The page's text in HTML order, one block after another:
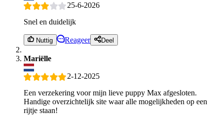
25-6-2026
Snel en duidelijk
Nuttig Reageer Deel
Mariëlle
2-12-2025
Een verzekering voor mijn lieve puppy Max afgesloten.
Handige overzichtelijk site waar alle mogelijkheden op een
rijtje staan!